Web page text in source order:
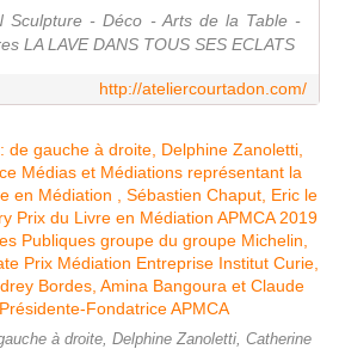
Sculpture - Déco - Arts de la Table -
LA LAVE DANS TOUS SES ECLATS
http://ateliercourtadon.com/
à droite, Delphine Zanoletti, Catherine